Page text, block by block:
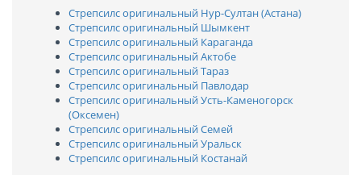
Стрепсилс оригинальный Нур-Султан (Астана)
Стрепсилс оригинальный Шымкент
Стрепсилс оригинальный Караганда
Стрепсилс оригинальный Актобе
Стрепсилс оригинальный Тараз
Стрепсилс оригинальный Павлодар
Стрепсилс оригинальный Усть-Каменогорск
(Оксемен)
Стрепсилс оригинальный Семей
Стрепсилс оригинальный Уральск
Стрепсилс оригинальный Костанай